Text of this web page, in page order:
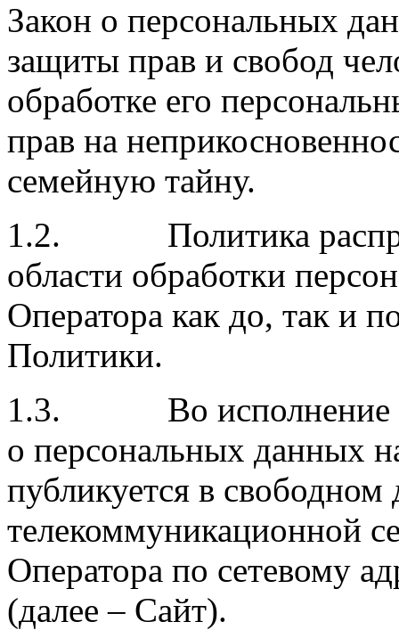
Закон о персональных
защиты прав и свобод
обработке его
прав на
семейную тайну.
1.2. Политика
области обработки
Оператора как до, так и
Политики.
1.3. Во исполнение
о персональных данных
публикуется в
телекоммуникационной
Оператора по сетевому
(далее – Сайт).